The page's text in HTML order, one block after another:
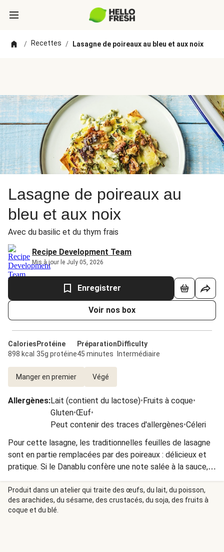
/ Recettes / Lasagne de poireaux au bleu et aux noix
Lasagne de poireaux au
bleu et aux noix
Avec du basilic et du thym frais
Recipe Development Team
Mis à jour le July 05, 2026
Enregistrer
Voir nos box
Calories
898 kcal
Protéine
35g protéine
Préparation
45 minutes
Difficulty
Intermédiaire
Manger en premier Végé
Allergènes:Lait (contient du lactose)•Fruits à coque•
Gluten•Œuf•
Peut contenir des traces d'allergènes•Céleri
Pour cette lasagne, les traditionnelles feuilles de lasagne
sont en partie remplacées par des poireaux : délicieux et
pratique. Si le Danablu confère une note salée à la sauce,
les noix apportent quant à elles du croquant au plat. Vous
pouvez d’ailleurs facilement le préparer la veille, de façon à
ne plus avoir qu’à enfourner.
Produit dans un atelier qui traite des œufs, du lait, du poisson,
des arachides, du sésame, des crustacés, du soja, des fruits à
coque et du blé.